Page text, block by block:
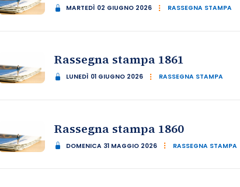
MARTEDÌ 02 GIUGNO 2026 RASSEGNA STAMPA
Rassegna stampa 1861
LUNEDÌ 01 GIUGNO 2026 RASSEGNA STAMPA
Rassegna stampa 1860
DOMENICA 31 MAGGIO 2026 RASSEGNA STAMPA